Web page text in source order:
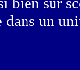
dans un